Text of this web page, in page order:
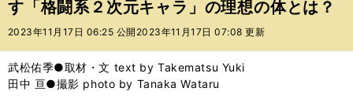
テ
ー
バ
す「格闘系２次元キャラ」の理想の体とは？
2023年11月17日 06:25 公開 2023年11月17日 07:08 更新
武松佑季●取材・文 text by Takematsu Yuki
田中 亘●撮影 photo by Tanaka Wataru